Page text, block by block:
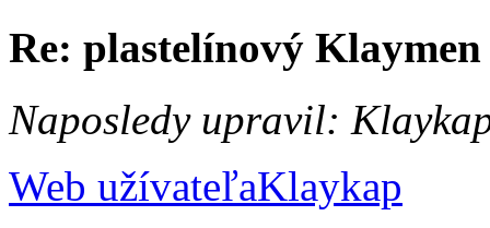
Re: plastelínový Klaymen
Naposledy upravil:
Web užívateľaKlaykap